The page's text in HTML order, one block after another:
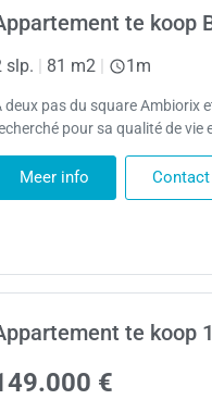
te koop
slp. | 81 m2 | 1m
deux pas du square Ambiorix
pour sa qualité de
Meer info Contact
te koop
€